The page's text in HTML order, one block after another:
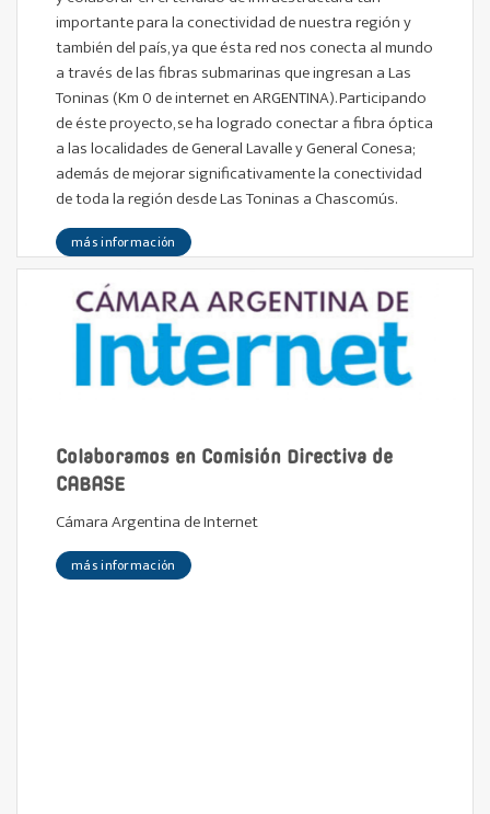
importante para la conectividad de nuestra región y
también del país, ya que ésta red nos conecta al mundo
a través de las fibras submarinas que ingresan a Las
Toninas (Km 0 de internet en ARGENTINA). Participando
de éste proyecto, se ha logrado conectar a fibra óptica
a las localidades de General Lavalle y General Conesa;
además de mejorar significativamente la conectividad
de toda la región desde Las Toninas a Chascomús.
más información
Colaboramos en Comisión Directiva de
CABASE
Cámara Argentina de Internet
más información